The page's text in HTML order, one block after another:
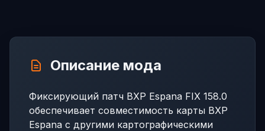
Описание мода
Фиксирующий патч BXP Espana FIX 158.0
обеспечивает совместимость карты BXP
Espana с другими картографическими